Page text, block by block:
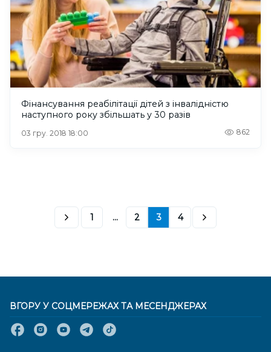
Фінансування реабілітації дітей з інвалідністю
наступного року збільшать у 30 разів
03 гру. 2018 18:00 862
1 ... 2 3 4
ВГОРУ У СОЦМЕРЕЖАХ ТА МЕСЕНДЖЕРАХ